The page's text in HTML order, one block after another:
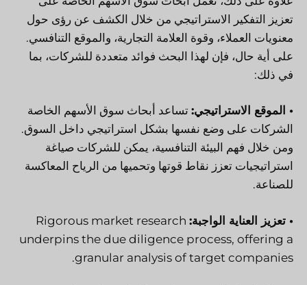
تعزيز التفكير الاستراتيجي من خلال الكشف عن رؤى حول
معنويات العملاء، وقوة العلامة التجارية، والموقع التنافسي.
على أية حال، فإن لهذا البحث فوائد متعددة للشركات، بما
في ذلك:
• الموقع الاستراتيجي: تساعد أبحاث سوق الأسهم الخاصة
الشركات على وضع نفسها بشكل استراتيجي داخل السوق.
ومن خلال فهم البيئة التنافسية، يمكن للشركات صياغة
استراتيجيات تعزز نقاط قوتها وتحميها من الرياح المعاكسة
للصناعة.
• تعزيز العناية الواجبة: Rigorous market research
underpins the due diligence process, offering a
granular analysis of target companies.